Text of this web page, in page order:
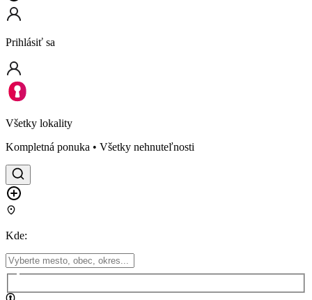
Prihlásiť sa
Všetky lokality
Kompletná ponuka • Všetky nehnuteľnosti
Kde: